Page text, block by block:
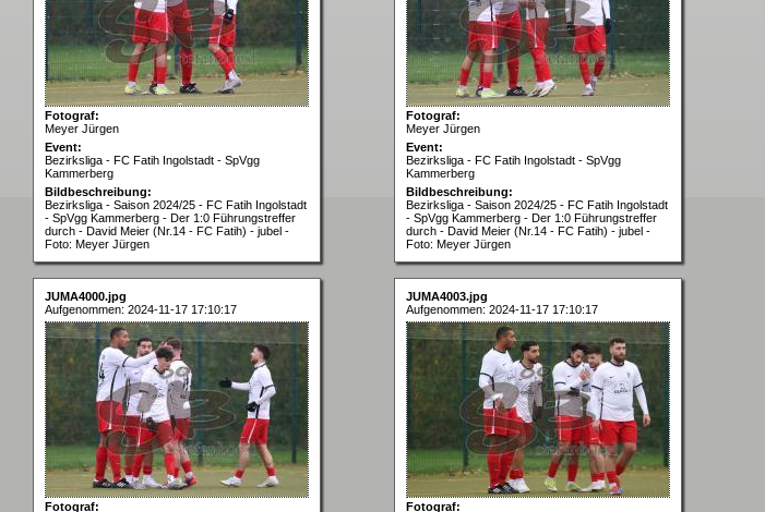
Fotograf:
Meyer Jürgen
Event:
Bezirksliga - FC Fatih Ingolstadt - SpVgg
Kammerberg
Bildbeschreibung:
Bezirksliga - Saison 2024/25 - FC Fatih Ingolstadt
- SpVgg Kammerberg - Der 1:0 Führungstreffer
durch - David Meier (Nr.14 - FC Fatih) - jubel -
Foto: Meyer Jürgen
Fotograf:
Meyer Jürgen
Event:
Bezirksliga - FC Fatih Ingolstadt - SpVgg
Kammerberg
Bildbeschreibung:
Bezirksliga - Saison 2024/25 - FC Fatih Ingolstadt
- SpVgg Kammerberg - Der 1:0 Führungstreffer
durch - David Meier (Nr.14 - FC Fatih) - jubel -
Foto: Meyer Jürgen
JUMA4000.jpg
Aufgenommen: 2024-11-17 17:10:17
Fotograf:
JUMA4003.jpg
Aufgenommen: 2024-11-17 17:10:17
Fotograf: